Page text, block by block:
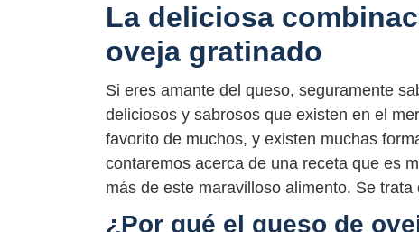
La deliciosa
oveja gratinado
Si eres amante del queso, seguramente
deliciosos y sabrosos que existen en el
favorito de muchos, y existen muchas
contaremos acerca de una receta que es
más de este maravilloso alimento. Se
¿Por qué el queso de